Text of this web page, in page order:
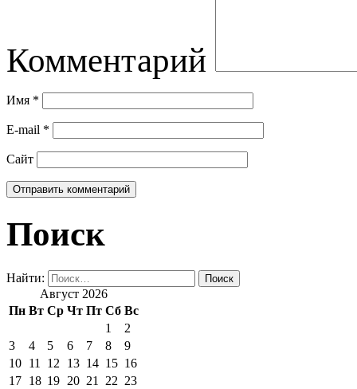
Комментарий
Имя *
E-mail *
Сайт
Поиск
Найти:
Август 2026
Пн Вт Ср Чт Пт Сб Вс
1
2
3
4 5 6 7 8
9
10 11 12 13 14 15 16
17 18 19 20 21 22 23